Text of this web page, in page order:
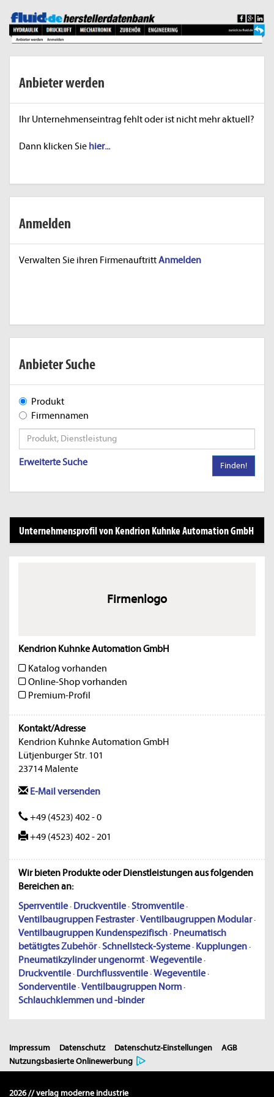
Anbieter werden
Ihr Unternehmenseintrag fehlt oder ist nicht mehr aktuell?
Dann klicken Sie hier...
Anmelden
Verwalten Sie ihren FirmenauftrittAnmelden
Anbieter Suche
Produkt
Firmennamen
Erweiterte Suche Finden!
Unternehmensprofil von Kendrion Kuhnke Automation GmbH
Firmenlogo
Kendrion Kuhnke Automation GmbH
Katalog vorhanden
Online-Shop vorhanden
Premium-Profil
Kontakt/Adresse
Kendrion Kuhnke Automation GmbH
Lütjenburger Str. 101
23714 Malente
E-Mail versenden
+49 (4523) 402 - 0
+49 (4523) 402 - 201
Wir bieten Produkte oder Dienstleistungen aus folgenden
Bereichen an:
Sperrventile· Druckventile·Stromventile·
Ventilbaugruppen Festraster·Ventilbaugruppen Modular·
Ventilbaugruppen Kundenspezifisch· Pneumatisch
betätigtes Zubehör·Schnellsteck-Systeme· Kupplungen·
Pneumatikzylinder ungenormt·Wegeventile·
Druckventile· Durchflussventile·Wegeventile·
Sonderventile·Ventilbaugruppen Norm·
Schlauchklemmen und -binder
Impressum Datenschutz Datenschutz-Einstellungen
AGB
Nutzungsbasierte Onlinewerbung
2026 // verlag moderne industrie